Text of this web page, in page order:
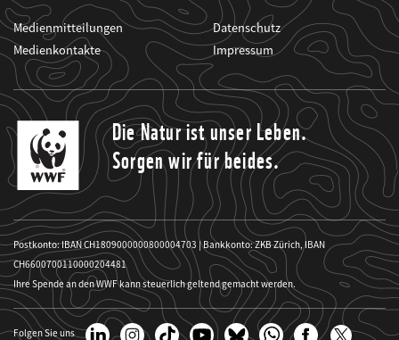
Medienmitteilungen
Medienkontakte
Datenschutz
Impressum
Die Natur ist unser Leben.
Sorgen wir für beides.
Postkonto: IBAN CH1809000000800004703 | Bankkonto: ZKB Zürich, IBAN
CH6600700110000204481
Ihre Spende an den WWF kann steuerlich geltend gemacht werden.
Folgen Sie uns